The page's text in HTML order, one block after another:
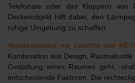
Telefonate oder das Klappern von
Deckenobjekt hilft dabei, den
ruhige Umgebung zu schaffen.
Akustikelement mit Leuchte von
Kombination aus Design, Raumakustik
Gestaltung eines Raumes geht,
entscheidende Faktoren. Die